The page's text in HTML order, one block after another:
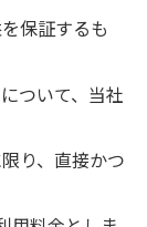
保証するも
ついて、当社
り、直接かつ